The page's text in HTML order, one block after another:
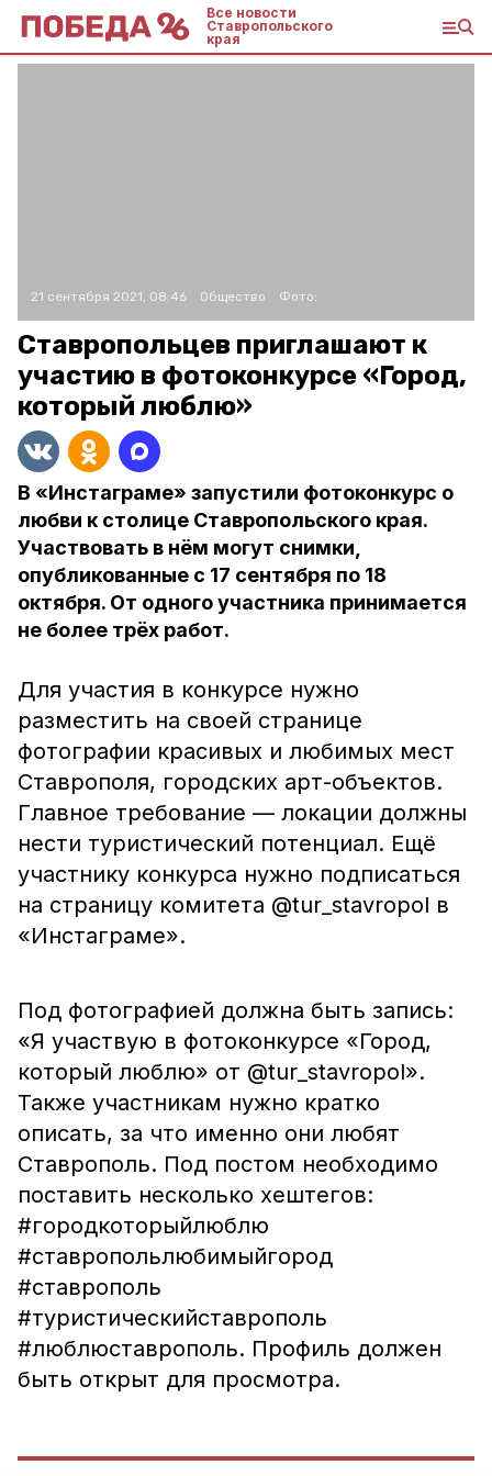
Все новости
Ставропольского
края
21 сентября 2021, 08:46 Общество Фото:
Ставропольцев приглашают к
участию в фотоконкурсе «Город,
который люблю»
В «Инстаграме» запустили фотоконкурс о
любви к столице Ставропольского края.
Участвовать в нём могут снимки,
опубликованные с 17 сентября по 18
октября. От одного участника принимается
не более трёх работ.
Для участия в конкурсе нужно
разместить на своей странице
фотографии красивых и любимых мест
Ставрополя, городских арт-объектов.
Главное требование — локации должны
нести туристический потенциал. Ещё
участнику конкурса нужно подписаться
на страницу комитета @tur_stavropol в
«Инстаграме».
Под фотографией должна быть запись:
«Я участвую в фотоконкурсе «Город,
который люблю» от @tur_stavropol».
Также участникам нужно кратко
описать, за что именно они любят
Ставрополь. Под постом необходимо
поставить несколько хештегов:
#городкоторыйлюблю
#ставропольлюбимыйгород
#ставрополь
#туристическийставрополь
#люблюставрополь. Профиль должен
быть открыт для просмотра.